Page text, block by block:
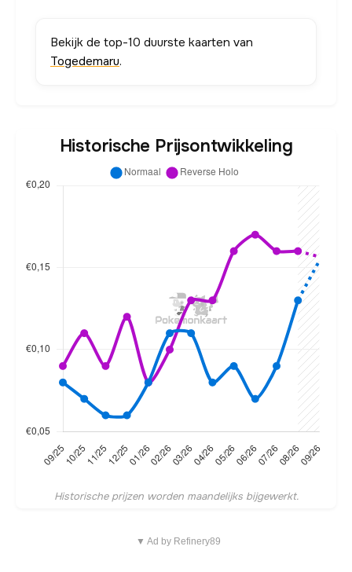
Bekijk de top-10 duurste kaarten van
Togedemaru.
Historische Prijsontwikkeling
Historische prijzen worden maandelijks bijgewerkt.
▼ Ad by Refinery89